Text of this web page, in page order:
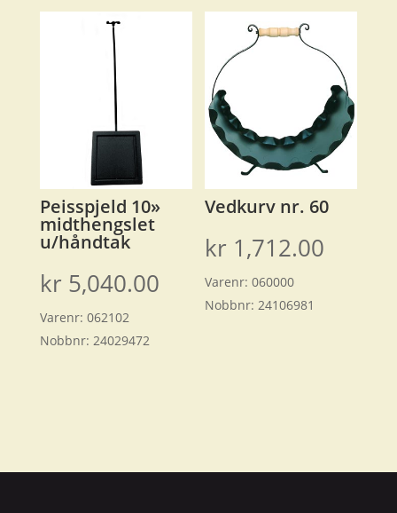
Peisspjeld 10»
midthengslet
u/håndtak
kr 5,040.00
Varenr: 062102
Nobbnr: 24029472
Vedkurv nr. 60
kr 1,712.00
Varenr:060000
Nobbnr:24106981